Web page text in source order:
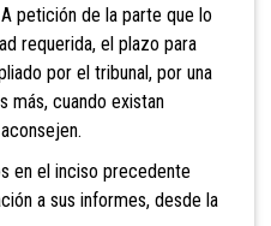
petición de la parte que lo
requerida, el plazo para
por el tribunal, por una
más, cuando existan
en el inciso precedente
a sus informes, desde la